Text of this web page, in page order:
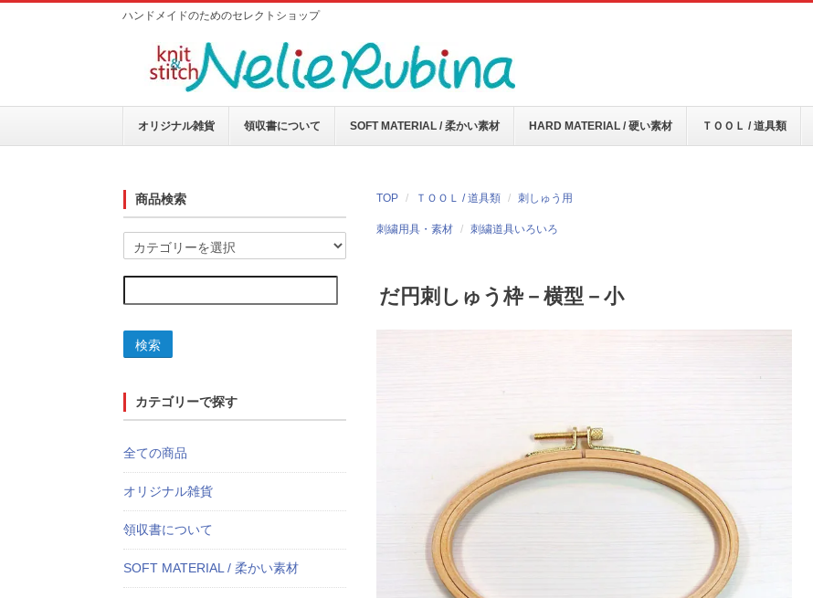
ハンドメイドのためのセレクトショップ
オリジナル雑貨 領収書について SOFT MATERIAL / 柔かい素材 HARD MATERIAL / 硬い素材 ＴＯＯＬ / 道具類
TOP ＴＯＯＬ / 道具類 刺しゅう用
刺繍用具・素材 刺繍道具いろいろ
だ円刺しゅう枠－横型－小
商品検索
検索
カテゴリーで探す
全ての商品
オリジナル雑貨
領収書について
SOFT MATERIAL / 柔かい素材